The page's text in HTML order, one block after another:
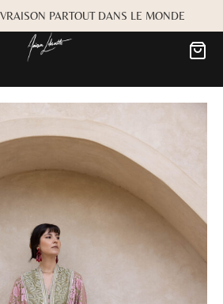
PARTOUT DANS LE MONDE